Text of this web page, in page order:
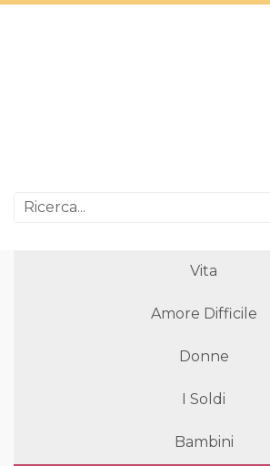
Vita
Amore Difficile
Donne
I Soldi
Bambini